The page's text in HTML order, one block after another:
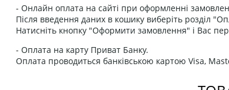
- Онлайн оплата на сайті при оформленні
Після введення даних в кошику виберіть розділ
Натисніть кнопку "Оформити замовлення" і Вас
- Оплата на карту Приват Банку.
Оплата проводиться банківською картою Visa,